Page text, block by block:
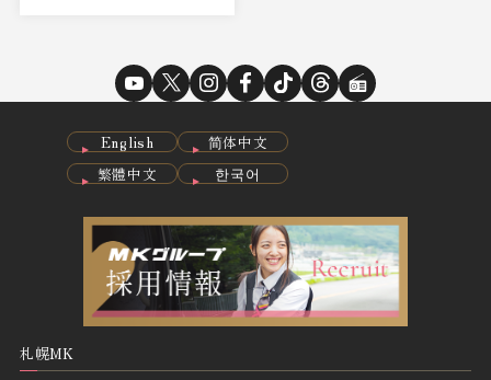
English
简体中文
繁體中文
한국어
札幌MK